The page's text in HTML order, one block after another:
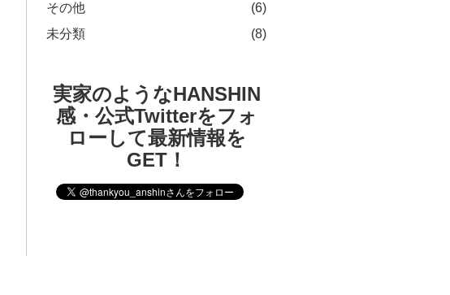
その他
(6)
未分類
(8)
実家のようなHANSHIN
感・公式Twitterをフォ
ローして最新情報を
GET！